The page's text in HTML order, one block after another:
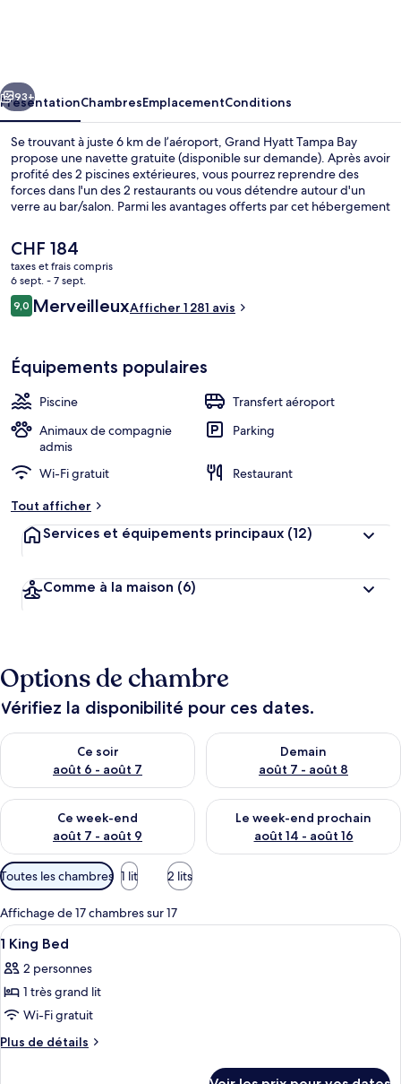
Suivant
93+
PrésentationChambresEmplacementConditions
Se trouvant à juste 6 km de l’aéroport, Grand Hyatt Tampa Bay
propose une navette gratuite (disponible sur demande). Après avoir
profité des 2 piscines extérieures, vous pourrez reprendre des
forces dans l'un des 2 restaurants ou vous détendre autour d'un
verre au bar/salon. Parmi les avantages offerts par cet hébergement
h/24 et une salle de fitness ouverte 24 h/24. Le personnel
attentionné et l'emplacement remportent un franc succès auprès
des autres voyageurs.
Le
prix
actuel
est
de
CHF 184
taxes et frais compris
6 sept. - 7 sept.
Avis
voyageurs
9,09,0 sur 10
MerveilleuxAfficher 1 281 avis
Équipements populaires
Piscine
Transfert aéroport
Animaux de compagnie
admis
Parking
Wi-Fi gratuit
Restaurant
Tout afficher
Services et équipements principaux (12)
Comme à la maison (6)
Options de chambre
Vérifiez la disponibilité pour ces dates.
Ce soir
août 6 - août 7
Vérifier la disponibilité pour ce soir août 6 - août 7
Demain
août 7 - août 8
Vérifier la disponibilité pour
Ce week-end
août 7 - août 9
Vérifier la disponibilité pour ce week-end août 7 - août 9
Le week-end prochain
août 14 - août 16
Vérifier la disponibilité pour
Filtres
disponibles
pour
les
chambres
Toutes les chambres 1 lit 2 lits
Affichage de 17 chambres sur 17
Afficher
toutes
les
photos
pour
ce
Une chambre d’hôtel moderne
6
1 King Bed
2 personnes
1 très grand lit
Wi-Fi gratuit
Plus de détails
Plus